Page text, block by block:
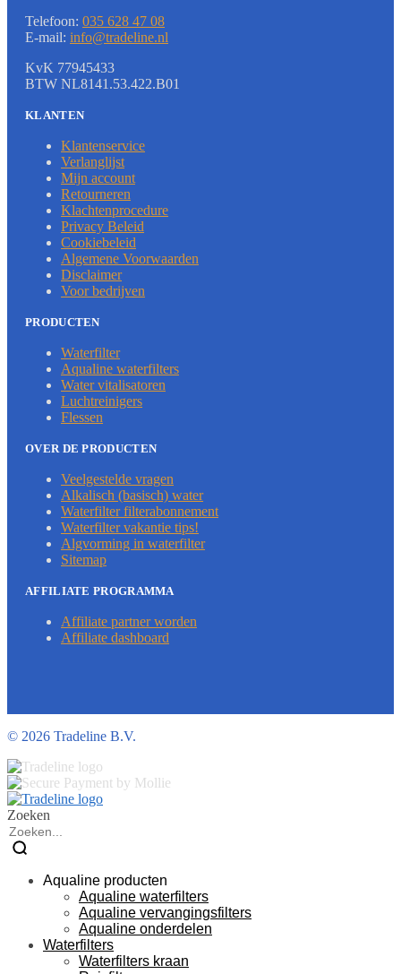
Telefoon: 035 628 47 08
E-mail: info@tradeline.nl
KvK 77945433
BTW NL8141.53.422.B01
KLANTEN
Klantenservice
Verlanglijst
Mijn account
Retourneren
Klachtenprocedure
Privacy Beleid
Cookiebeleid
Algemene Voorwaarden
Disclaimer
Voor bedrijven
PRODUCTEN
Waterfilter
Aqualine waterfilters
Water vitalisatoren
Luchtreinigers
Flessen
OVER DE PRODUCTEN
Veelgestelde vragen
Alkalisch (basisch) water
Waterfilter filterabonnement
Waterfilter vakantie tips!
Algvorming in waterfilter
Sitemap
AFFILIATE PROGRAMMA
Affiliate partner worden
Affiliate dashboard
© 2026 Tradeline B.V.
Zoeken
Aqualine producten
Aqualine waterfilters
Aqualine vervangingsfilters
Aqualine onderdelen
Waterfilters
Waterfilters kraan